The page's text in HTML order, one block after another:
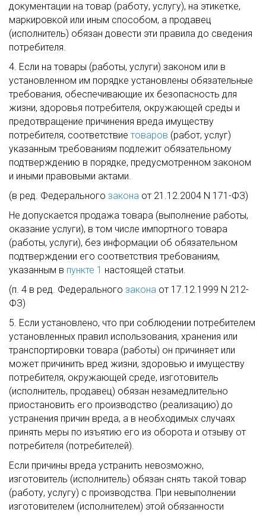
документации на товар (работу, услугу), на этикетке,
маркировкой или иным способом, а продавец
(исполнитель) обязан довести эти правила до сведения
потребителя.
4. Если на товары (работы, услуги) законом или в
установленном им порядке установлены обязательные
требования, обеспечивающие их безопасность для
жизни, здоровья потребителя, окружающей среды и
предотвращение причинения вреда имуществу
потребителя, соответствие товаров (работ, услуг)
указанным требованиям подлежит обязательному
подтверждению в порядке, предусмотренном законом
и иными правовыми актами.
(в ред. Федерального закона от 21.12.2004 N 171-ФЗ)
Не допускается продажа товара (выполнение работы,
оказание услуги), в том числе импортного товара
(работы, услуги), без информации об обязательном
подтверждении его соответствия требованиям,
указанным в пункте 1 настоящей статьи.
(п. 4 в ред. Федерального закона от 17.12.1999 N 212-
ФЗ)
5. Если установлено, что при соблюдении потребителем
установленных правил использования, хранения или
транспортировки товара (работы) он причиняет или
может причинить вред жизни, здоровью и имуществу
потребителя, окружающей среде, изготовитель
(исполнитель, продавец) обязан незамедлительно
приостановить его производство (реализацию) до
устранения причин вреда, а в необходимых случаях
принять меры по изъятию его из оборота и отзыву от
потребителя (потребителей).
Если причины вреда устранить невозможно,
изготовитель (исполнитель) обязан снять такой товар
(работу, услугу) с производства. При невыполнении
изготовителем (исполнителем) этой обязанности